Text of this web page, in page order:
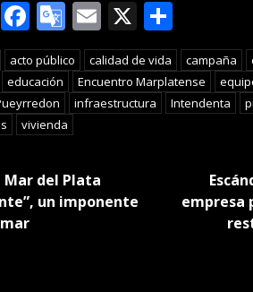
Facebook
Google
Translate
Email
X
acto público calidad de vida campaña
educación Encuentro Marplatense
infraestructura Intendenta
vivienda
del Plata
un imponente
empresa